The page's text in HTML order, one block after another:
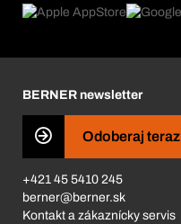
Produktový poradca
Čo nás poháňa
Business Conduct
BERNER newsletter
Odoberaj teraz
+421 45 5410 245
berner@berner.sk
Kontakt a zákaznícky servis